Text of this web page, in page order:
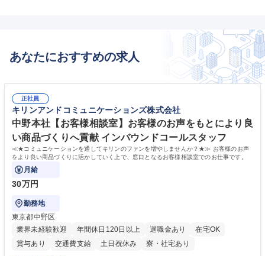
あなたにおすすめの求人
正社員
キリンアンドコミュニケーションズ株式会社
中野本社【お客様相談室】お客様のお声をもとにより良
い商品づくりへ貢献 インバウンドコールスタッフ
≪★コミュニケーションを通してキリンのファンを増やしませんか？★≫ お客様のお声
をより良い商品づくりに活かしていく上で、窓口となるお客様相談室でのお仕事です。
月給
30万円
勤務地
東京都中野区
業界未経験歓迎
年間休日120日以上 退職金あり
在宅OK
賞与あり
交通費支給 土日祝休み 寮・社宅あり